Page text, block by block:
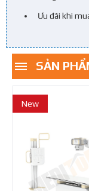
Ưu đãi khi
SẢN
New